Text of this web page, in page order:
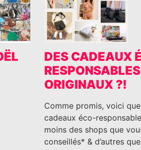
DES CADEAUX
ORIGINAUX ?!
Comme promis, voici
cadeaux éco-
moins des shops que
conseillés* & d’autres que